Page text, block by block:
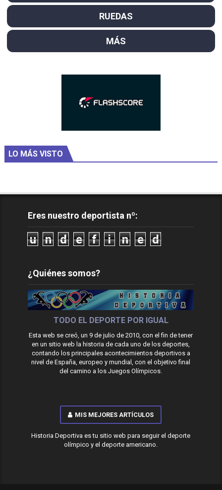
RUEDAS
MÁS
LO MÁS VISTO
Eres nuestro deportista nº:
u n d e f i n e d
¿Quiénes somos?
TODO EL DEPORTE POR IGUAL
Esta web se creó, un 9 de julio de 2010, con el fin de tener
en un sitio web la historia de cada uno de los deportes,
contando los principales acontecimientos deportivos a
nivel de España, europeo y mundial, con el objetivo final
del camino a los Juegos Olímpicos.
MIS MEJORES ARTÍCULOS
Historia Deportiva es tu sitio web para seguir el deporte
olímpico y el deporte americano.